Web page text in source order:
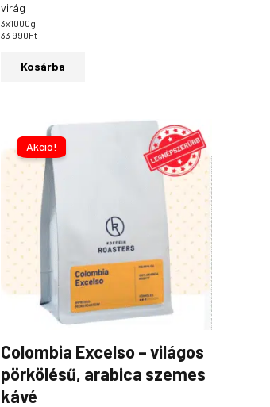
virág
3x1000g
33 990Ft
Kosárba
Akció!
Colombia Excelso – világos
pörkölésű, arabica szemes
kávé
Ártartomány:
Ennek
van.
változatok
a
termékoldalon
választhatók